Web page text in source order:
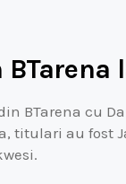
BTarena cu
titulari au fost